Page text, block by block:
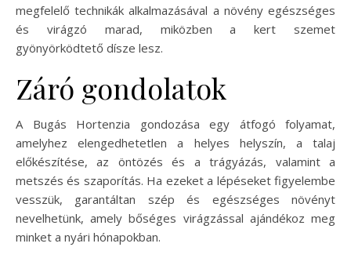
megfelelő technikák alkalmazásával a növény egészséges
és virágzó marad, miközben a kert szemet
gyönyörködtető dísze lesz.
Záró gondolatok
A Bugás Hortenzia gondozása egy átfogó folyamat,
amelyhez elengedhetetlen a helyes helyszín, a talaj
előkészítése, az öntözés és a trágyázás, valamint a
metszés és szaporítás. Ha ezeket a lépéseket figyelembe
vesszük, garantáltan szép és egészséges növényt
nevelhetünk, amely bőséges virágzással ajándékoz meg
minket a nyári hónapokban.